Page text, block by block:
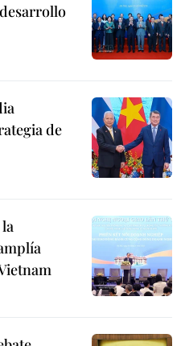
de